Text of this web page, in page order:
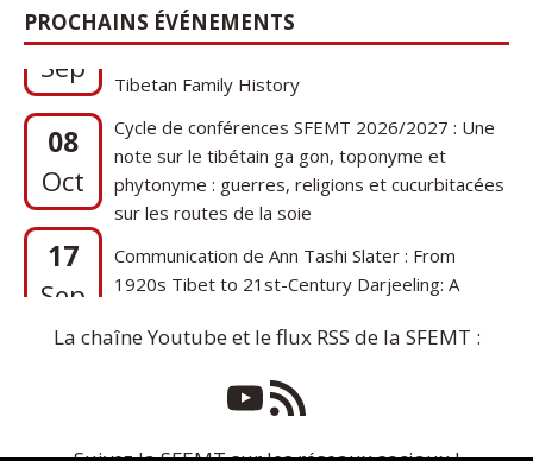
PROCHAINS ÉVÉNEMENTS
Sep
1920s Tibet to 21st-Century Darjeeling: A
08
Oct
Cycle de conférences SFEMT 2026/2027 : Une
note sur le tibétain ga gon, toponyme et
phytonyme : guerres, religions et cucurbitacées
sur les routes de la soie
17
Sep
Communication de Ann Tashi Slater : From
1920s Tibet to 21st-Century Darjeeling: A
Tibetan Family History
La chaîne Youtube et le flux RSS de la SFEMT :